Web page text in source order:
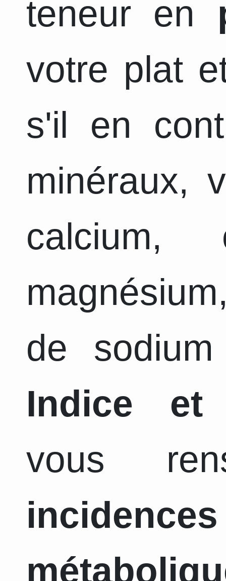
teneur en
votre plat
s'il en
minéraux,
calcium,
de
Indice et
vous